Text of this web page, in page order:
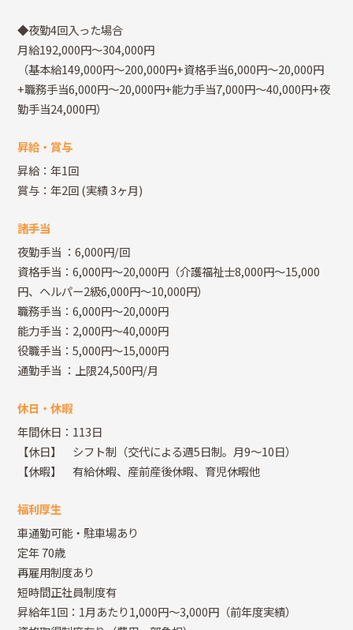
◆夜勤4回入った場合
月給192,000円～304,000円
（基本給149,000円～200,000円+資格手当6,000円～20,000円
+職務手当6,000円～20,000円+能力手当7,000円～40,000円+夜
勤手当24,000円）
昇給・賞与
昇給：年1回
賞与：年2回(実績 3ヶ月)
諸手当
夜勤手当 ：6,000円/回
資格手当：6,000円～20,000円（介護福祉士8,000円～15,000
円、ヘルパー2級6,000円～10,000円）
職務手当：6,000円～20,000円
能力手当：2,000円～40,000円
役職手当：5,000円～15,000円
通勤手当 ：上限24,500円/月
休日・休暇
年間休日：113日
【休日】 シフト制（交代による週5日制。月9～10日）
【休暇】 有給休暇、産前産後休暇、育児休暇他
福利厚生
車通勤可能・駐車場あり
定年 70歳
再雇用制度あり
短時間正社員制度有
昇給年1回：1月あたり1,000円～3,000円（前年度実績）